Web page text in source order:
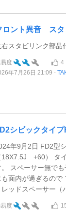
ロント異音 スタ
右スタビリンク部
度 4
年7月26日 21:09
シビックタイ
年9月2日 FD2型
18X7.5J +60） タ
。 スペーサー無で
も面内が過ぎるの
レッドスペーサー（
度